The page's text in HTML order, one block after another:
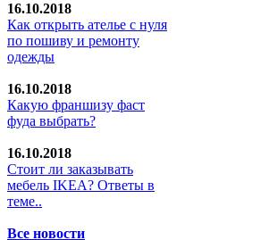
16.10.2018
Как открыть ателье с нуля
по пошиву и ремонту
одежды
16.10.2018
Какую франшизу фаст
фуда выбрать?
16.10.2018
Стoит ли заказывать
мебель IKEA? Ответы в
теме..
Все новости